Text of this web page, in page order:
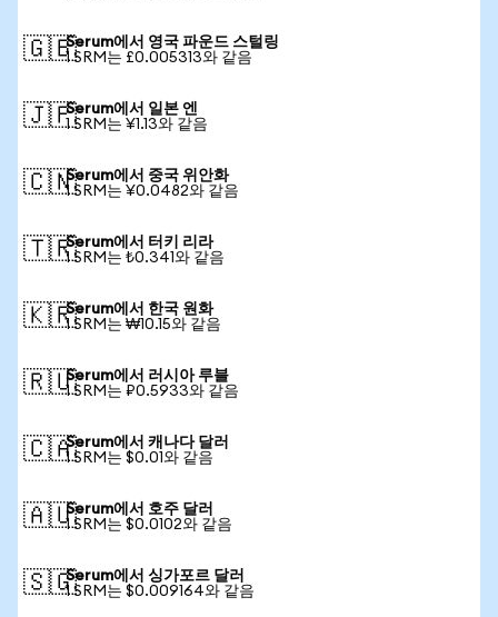
🇬🇧Serum에서 영국 파운드 스털링
1 SRM는 £0.005313와 같음
🇯🇵Serum에서 일본 엔
1 SRM는 ¥1.13와 같음
🇨🇳Serum에서 중국 위안화
1 SRM는 ¥0.0482와 같음
🇹🇷Serum에서 터키 리라
1 SRM는 ₺0.341와 같음
🇰🇷Serum에서 한국 원화
1 SRM는 ₩10.15와 같음
🇷🇺Serum에서 러시아 루블
1 SRM는 ₽0.5933와 같음
🇨🇦Serum에서 캐나다 달러
1 SRM는 $0.01와 같음
🇦🇺Serum에서 호주 달러
1 SRM는 $0.0102와 같음
🇸🇬Serum에서 싱가포르 달러
1 SRM는 $0.009164와 같음